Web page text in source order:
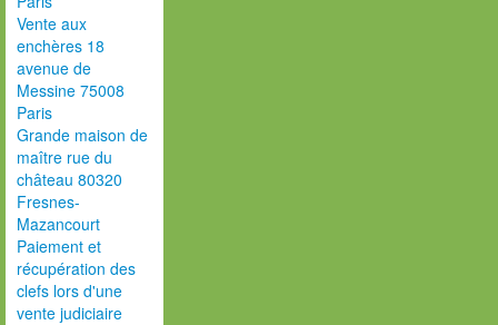
Vente aux
enchères 18
avenue de
Messine 75008
Paris
Grande maison de
maître rue du
château 80320
Fresnes-
Mazancourt
Paiement et
récupération des
clefs lors d'une
vente judiciaire